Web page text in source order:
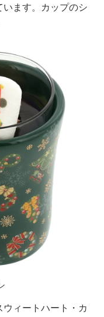
います。カップのシ
ィートハート・カ